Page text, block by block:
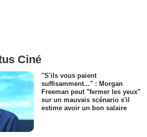
Ciné
"S'ils vous paient
suffisamment..." : Morgan
Freeman peut "fermer les yeux"
sur un mauvais scénario s'il
estime avoir un bon salaire